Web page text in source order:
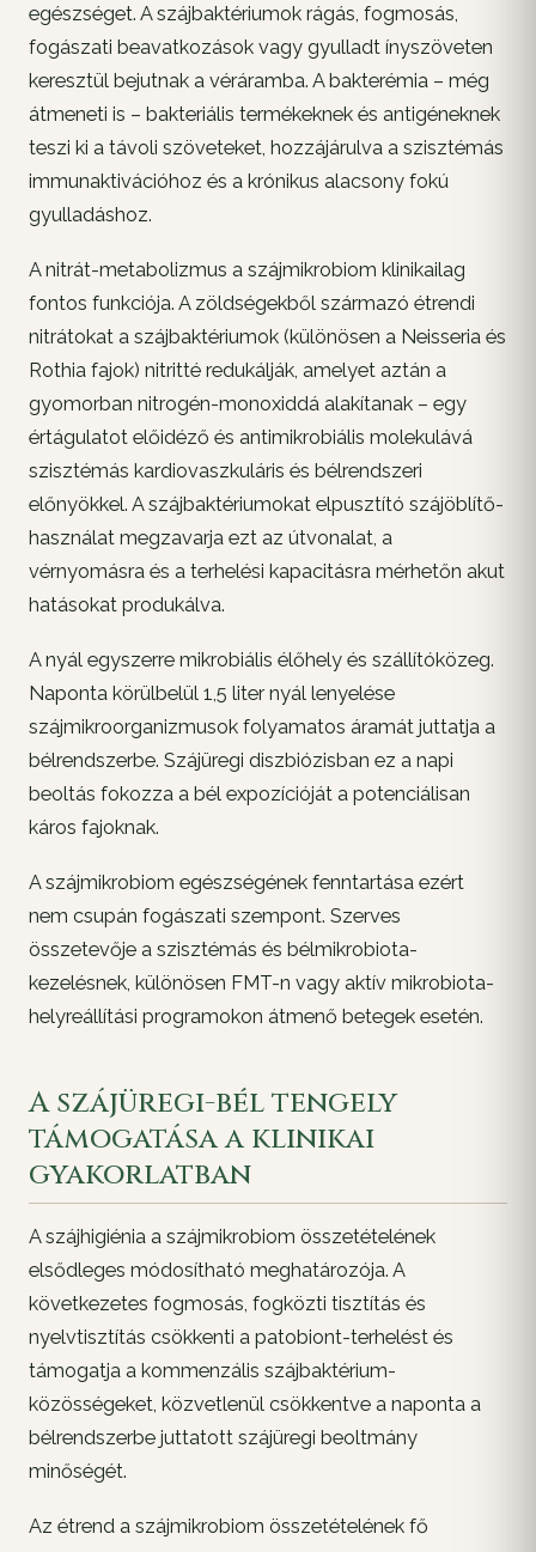
egészséget. A szájbaktériumok rágás, fogmosás,
fogászati beavatkozások vagy gyulladt ínyszöveten
keresztül bejutnak a véráramba. A bakterémia – még
átmeneti is – bakteriális termékeknek és antigéneknek
teszi ki a távoli szöveteket, hozzájárulva a szisztémás
immunaktivációhoz és a krónikus alacsony fokú
gyulladáshoz.
A nitrát-metabolizmus a szájmikrobiom klinikailag
fontos funkciója. A zöldségekből származó étrendi
nitrátokat a szájbaktériumok (különösen a Neisseria és
Rothia fajok) nitritté redukálják, amelyet aztán a
gyomorban nitrogén-monoxiddá alakítanak – egy
értágulatot előidéző és antimikrobiális molekulává
szisztémás kardiovaszkuláris és bélrendszeri
előnyökkel. A szájbaktériumokat elpusztító szájöblítő-
használat megzavarja ezt az útvonalat, a
vérnyomásra és a terhelési kapacitásra mérhetőn akut
hatásokat produkálva.
A nyál egyszerre mikrobiális élőhely és szállítóközeg.
Naponta körülbelül 1,5 liter nyál lenyelése
szájmikroorganizmusok folyamatos áramát juttatja a
bélrendszerbe. Szájüregi diszbiózisban ez a napi
beoltás fokozza a bél expozícióját a potenciálisan
káros fajoknak.
A szájmikrobiom egészségének fenntartása ezért
nem csupán fogászati szempont. Szerves
összetevője a szisztémás és bélmikrobiota-
kezelésnek, különösen FMT-n vagy aktív mikrobiota-
helyreállítási programokon átmenő betegek esetén.
A szájüregi-bél tengely
támogatása a klinikai
gyakorlatban
A szájhigiénia a szájmikrobiom összetételének
elsődleges módosítható meghatározója. A
következetes fogmosás, fogközti tisztítás és
nyelvtisztítás csökkenti a patobiont-terhelést és
támogatja a kommenzális szájbaktérium-
közösségeket, közvetlenül csökkentve a naponta a
bélrendszerbe juttatott szájüregi beoltmány
minőségét.
Az étrend a szájmikrobiom összetételének fő